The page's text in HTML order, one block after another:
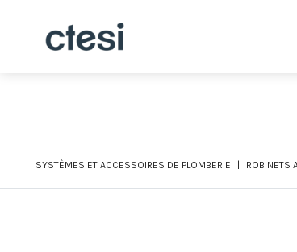
SYSTÈMES ET ACCESSOIRES DE PLOMBERIE ROBINETS